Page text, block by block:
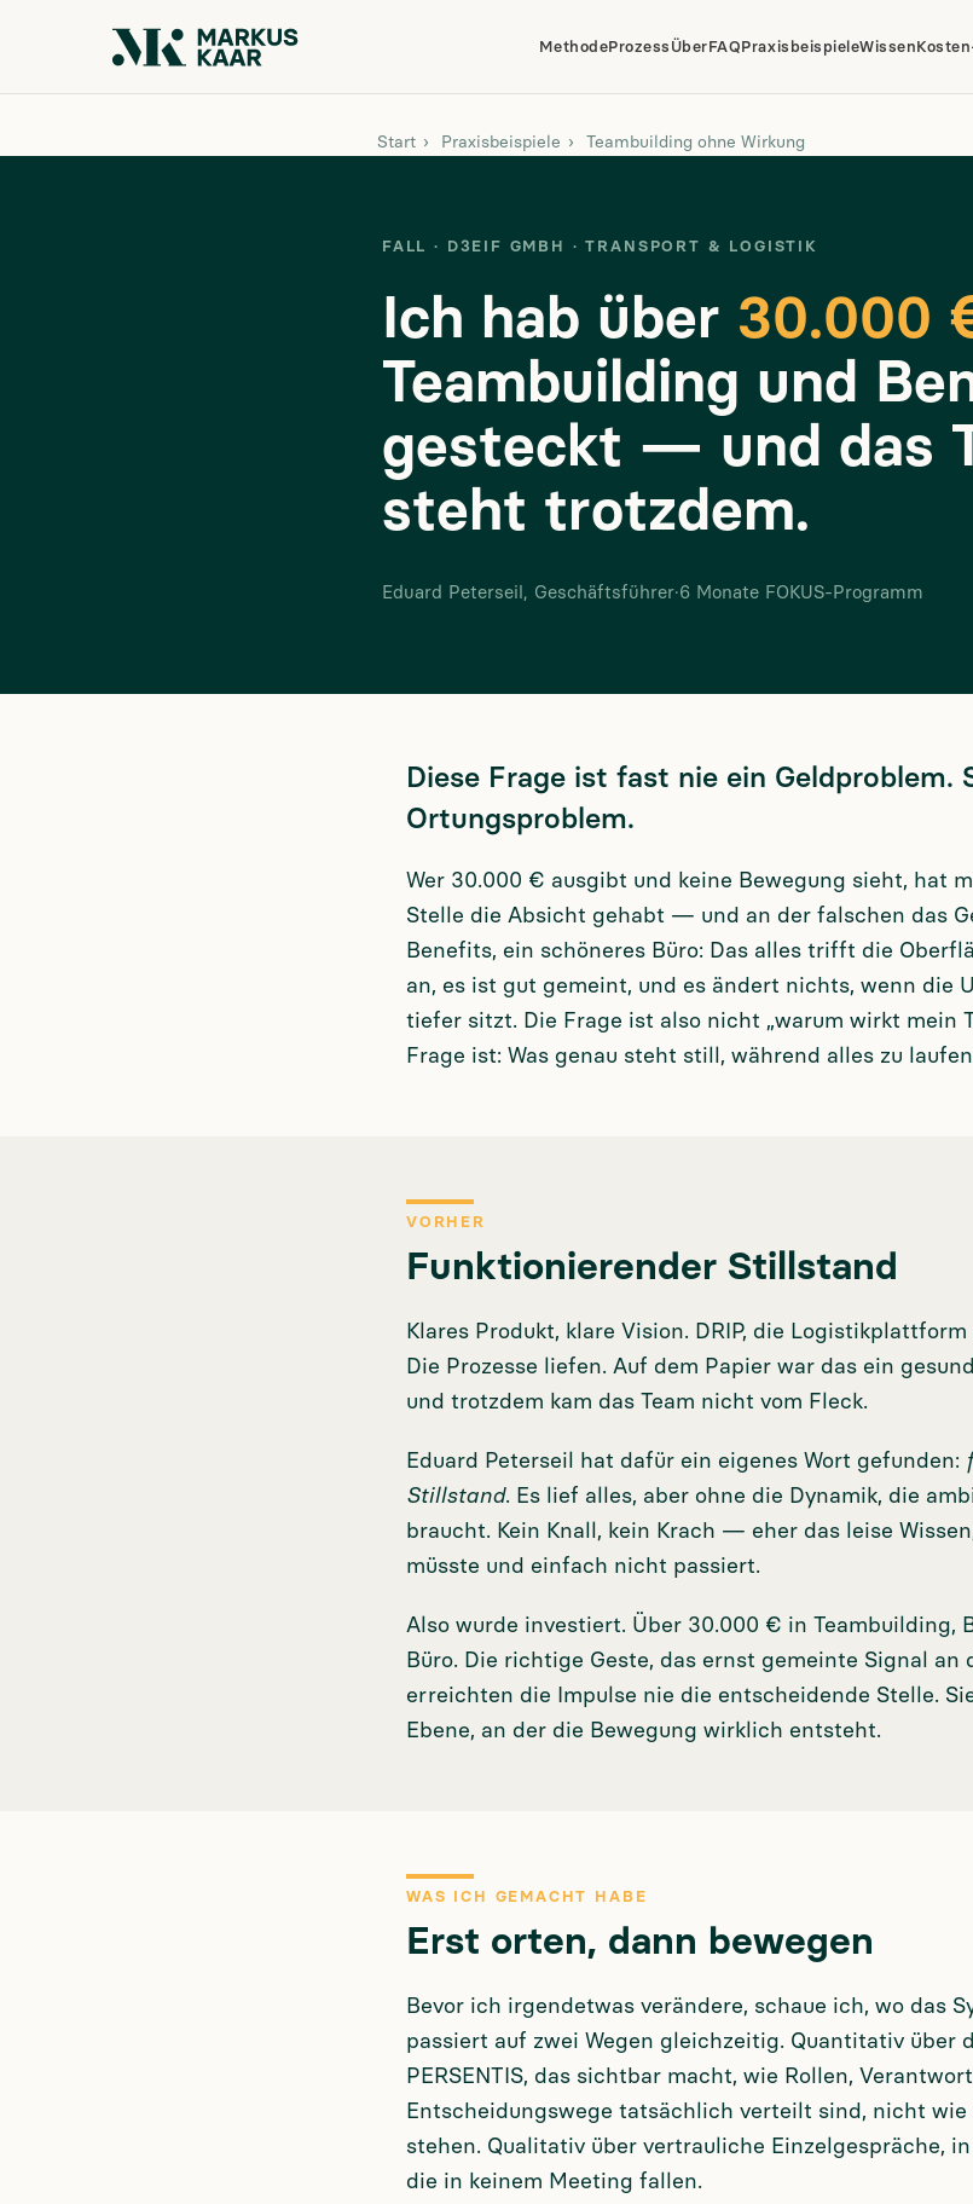
MethodeProzess ÜberFAQPraxisbeispieleWissen
Start › Praxisbeispiele › Teambuilding ohne Wirkung
FALL · D3EIF GMBH · TRANSPORT & LOGISTIK
Ich hab über 30.000
Teambuilding und
gesteckt — und das
steht trotzdem.
Eduard Peterseil, Geschäftsführer·6 Monate FOKUS-Programm
Diese Frage ist fast nie ein Geldproblem.
Ortungsproblem.
Wer 30.000 € ausgibt und keine Bewegung sieht, hat
Stelle die Absicht gehabt — und an der falschen das
Benefits, ein schöneres Büro: Das alles trifft die
an, es ist gut gemeint, und es ändert nichts, wenn die
tiefer sitzt. Die Frage ist also nicht „warum wirkt mein
Frage ist: Was genau steht still, während alles zu
VORHER
Funktionierender Stillstand
Klares Produkt, klare Vision. DRIP, die
Die Prozesse liefen. Auf dem Papier war das ein
und trotzdem kam das Team nicht vom Fleck.
Eduard Peterseil hat dafür ein eigenes Wort gefunden:
Stillstand. Es lief alles, aber ohne die Dynamik, die
braucht. Kein Knall, kein Krach — eher das leise
müsste und einfach nicht passiert.
Also wurde investiert. Über 30.000 € in Teambuilding,
Büro. Die richtige Geste, das ernst gemeinte Signal an
erreichten die Impulse nie die entscheidende Stelle.
Ebene, an der die Bewegung wirklich entsteht.
WAS ICH GEMACHT HABE
Erst orten, dann bewegen
Bevor ich irgendetwas verändere, schaue ich, wo das
passiert auf zwei Wegen gleichzeitig. Quantitativ über
PERSENTIS, das sichtbar macht, wie Rollen,
Entscheidungswege tatsächlich verteilt sind, nicht wie
stehen. Qualitativ über vertrauliche Einzelgespräche,
die in keinem Meeting fallen.